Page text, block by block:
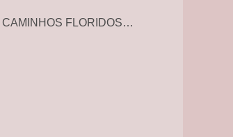
CAMINHOS FLORIDOS…